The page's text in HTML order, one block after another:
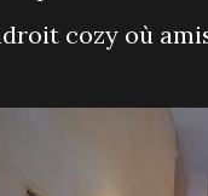
cozy où